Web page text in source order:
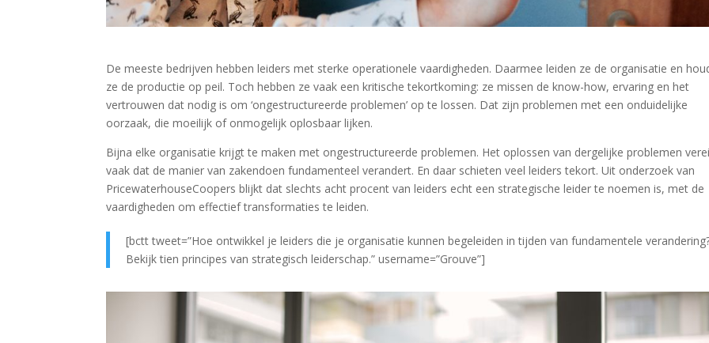
De meeste bedrijven hebben leiders met sterke operationele vaardigheden. Daarmee leiden ze de organisatie en
ze de productie op peil. Toch hebben ze vaak een kritische tekortkoming: ze missen de know-how, ervaring en het
vertrouwen dat nodig is om ‘ongestructureerde problemen’ op te lossen. Dat zijn problemen met een onduidelijke
oorzaak, die moeilijk of onmogelijk oplosbaar lijken.
Bijna elke organisatie krijgt te maken met ongestructureerde problemen. Het oplossen van dergelijke problemen
vaak dat de manier van zakendoen fundamenteel verandert. En daar schieten veel leiders tekort. Uit onderzoek van
PricewaterhouseCoopers blijkt dat slechts acht procent van leiders echt een strategische leider te noemen is, met de
vaardigheden om effectief transformaties te leiden.
[bctt tweet=”Hoe ontwikkel je leiders die je organisatie kunnen begeleiden in tijden van fundamentele
Bekijk tien principes van strategisch leiderschap.” username=”Grouve”]